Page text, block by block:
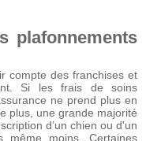
plafonnements
compte des franchises et
Si les frais de soins
ne prend plus en
plus, une grande majorité
d’un chien ou d'un
moins. Certaines